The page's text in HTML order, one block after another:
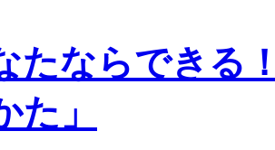
たならできる
た」